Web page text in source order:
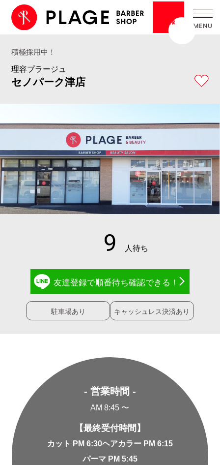
情報
積極採用中！
理容プラージュ
セノパーク津店
駐車場あり キャッシュレス決済あり
友達登録で順番待ち確認できる！
- 営業時間 -
AM 8:45 〜
【最終受付時間】
カット PM 6:30ヘアカラー PM 6:15
パーマ PM 5:45